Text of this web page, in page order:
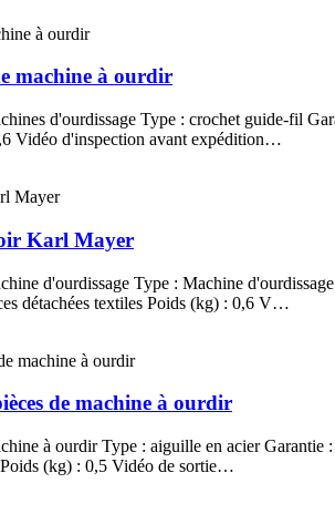
machine à ourdir
d'ourdissage Type : crochet guide-fil
Vidéo d'inspection avant expédition…
Karl Mayer
d'ourdissage Type : Machine
détachées textiles Poids (kg) : 0,6 V…
de machine à ourdir
à ourdir Type : aiguille en acier Garantie
Poids (kg) : 0,5 Vidéo de sortie…